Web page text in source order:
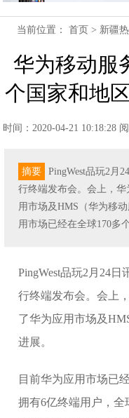
当前位置：首页 > 新疆
华为移动服
个国家和地
时间：2020-04-21 10:18:28
摘要
PingWest品玩2月
行终端发布会。会上，
用市场及HMS（华为移
用市场已经在全球170多
PingWest品玩2月24
行终端发布会。会上
了华为应用市场及
进展。
目前华为应用市场已
拥有6亿终端用户，